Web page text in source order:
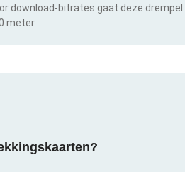
download-bitrates gaat deze
meter.